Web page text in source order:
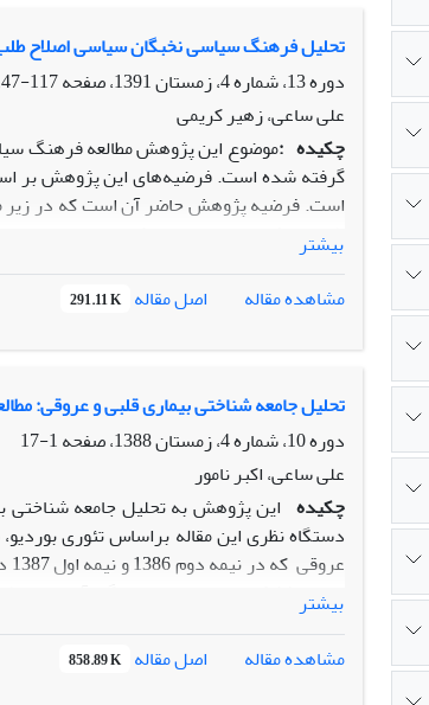
تحلیل فرهنگ سیاسی نخبگان سیاسی اصلاح
دوره 13، شماره 4، زمستان 1391، صفحه
117-147
علی ساعی، زهیر کریمی
چکیده :موضوع این پژوهش مطالعه فرهنگ
گرفته شده است. فرضیه‌های این پژوهش بر
است. فرضیه پژوهش حاضر آن است که در زیر
طلبان بیشتر غیر عضو می‌باشند. در زیر
اعتماد سیاسی، احساس قدرت سیاسی و احساس
به حقوق شهروندی در اصلاح طلبان نسبت به اصول‎گرایان بالاتر است.
بیشتر
مشاهده مقاله
اصل مقاله 291.11 K
تحلیل جامعه شناختی بیماری قلبی و عروقی:
دوره 10، شماره 4، زمستان 1388، صفحه
1-17
علی ساعی، اکبر نامور
چکیده این پژوهش به تحلیل جامعه شناختی
اسناد پژشکی، داده های تجربی گردآوری و
و فرهنگی و متغیر وابسته بیماری قلبی و
درپایان گفته شده است که سبک زندگی
بیشتر
مشاهده مقاله
اصل مقاله 858.89 K